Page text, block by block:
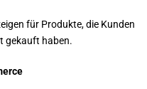
für Produkte, die Kunden
gekauft haben.